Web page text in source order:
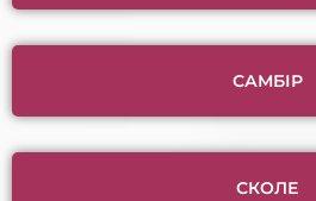
САМБІР
СКОЛЕ